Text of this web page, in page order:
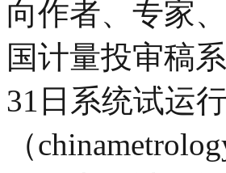
向作者、专家
国计量投审稿
31日系统试运
（